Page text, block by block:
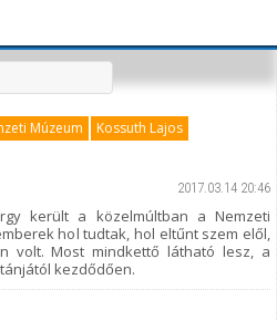
Múzeum
Kossuth Lajos
2017.03.14 20:46
került a közelmúltban a Nemzeti
hol tudtak, hol eltűnt szem elől,
volt. Most mindkettő látható lesz, a
kezdődően.